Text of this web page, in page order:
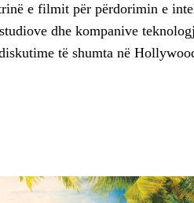
e filmit për përdorimin e
dhe kompanive
të shumta në